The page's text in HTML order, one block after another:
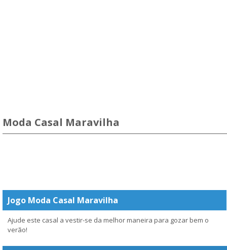
Moda Casal Maravilha
Jogo Moda Casal Maravilha
Ajude este casal a vestir-se da melhor maneira para gozar bem o
verão!